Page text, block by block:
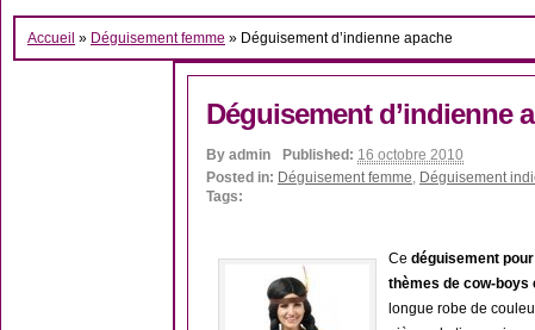
Accueil » Déguisement femme » Déguisement d’indienne apache
Déguisement d’indienne
By admin Published: 16 octobre 2010
Posted in: Déguisement femme, Déguisement
Tags:
Ce déguisement
thèmes de cow-boys
longue robe de